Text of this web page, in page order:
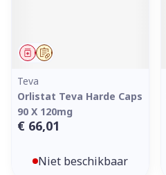
Op voorschrift
Geneesmiddel
Teva
Orlistat Teva Harde Caps
90 X 120mg
€ 66,01
Niet beschikbaar